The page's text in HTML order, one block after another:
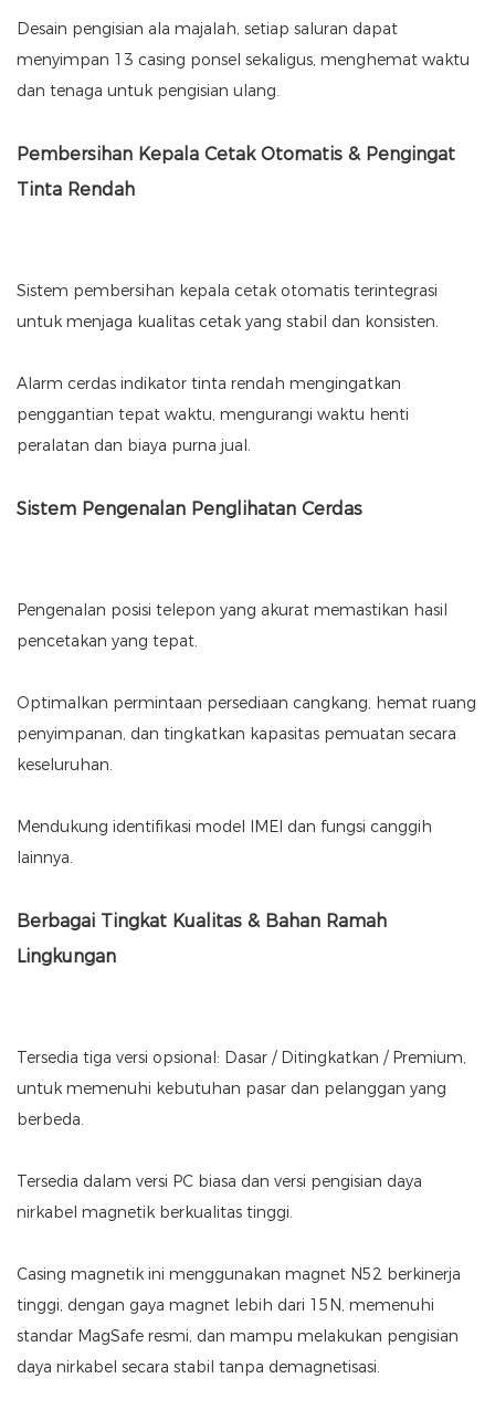
Desain pengisian ala majalah, setiap saluran dapat
menyimpan 13 casing ponsel sekaligus, menghemat waktu
dan tenaga untuk pengisian ulang.
Pembersihan Kepala Cetak Otomatis & Pengingat
Tinta Rendah
Sistem pembersihan kepala cetak otomatis terintegrasi
untuk menjaga kualitas cetak yang stabil dan konsisten.
Alarm cerdas indikator tinta rendah mengingatkan
penggantian tepat waktu, mengurangi waktu henti
peralatan dan biaya purna jual.
Sistem Pengenalan Penglihatan Cerdas
Pengenalan posisi telepon yang akurat memastikan hasil
pencetakan yang tepat.
Optimalkan permintaan persediaan cangkang, hemat ruang
penyimpanan, dan tingkatkan kapasitas pemuatan secara
keseluruhan.
Mendukung identifikasi model IMEI dan fungsi canggih
lainnya.
Berbagai Tingkat Kualitas & Bahan Ramah
Lingkungan
Tersedia tiga versi opsional: Dasar / Ditingkatkan / Premium,
untuk memenuhi kebutuhan pasar dan pelanggan yang
berbeda.
Tersedia dalam versi PC biasa dan versi pengisian daya
nirkabel magnetik berkualitas tinggi.
Casing magnetik ini menggunakan magnet N52 berkinerja
tinggi, dengan gaya magnet lebih dari 15N, memenuhi
standar MagSafe resmi, dan mampu melakukan pengisian
daya nirkabel secara stabil tanpa demagnetisasi.